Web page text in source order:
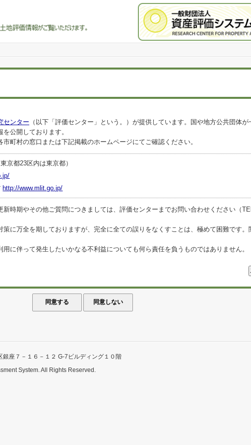
センター （以下「評価センター」という。）が提供しています。国や地方公共団体
公開しております。
町村の窓口または下記掲載のホームページにてご確認ください。
京都23区内は東京都）
http://www.mlit.go.jp/
時期やその他ご質問につきましては、評価センターまでお問い合わせください（
に万全を期しておりますが、完全に全ての誤りをなくすことは、極めて困難です。
に伴って発生したいかなる不利益についても何ら責任を負うものではありません。
銀座７－１６－１２ G-7ビルディング１０階
System. All Rights Reserved.